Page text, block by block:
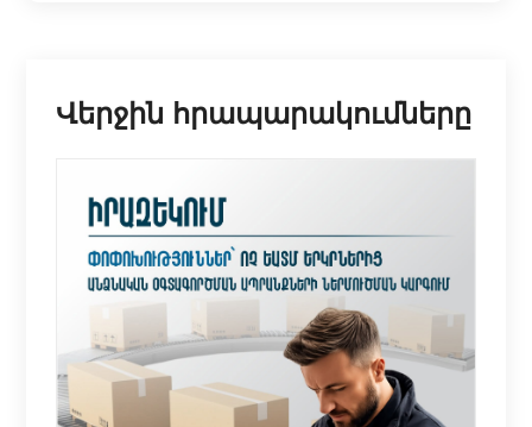
Վերջին հրապարակումները